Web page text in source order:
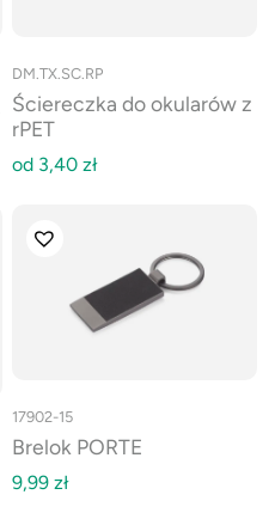
DM.TX.SC.RP
Ściereczka do okularów z
rPET
od 3,40 zł
17902-15
Brelok PORTE
9,99 zł